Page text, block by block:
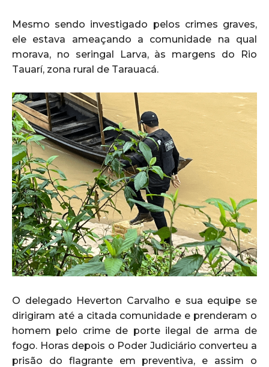
Mesmo sendo investigado pelos crimes graves,
ele estava ameaçando a comunidade na qual
morava, no seringal Larva, às margens do Rio
Tauarí, zona rural de Tarauacá.
O delegado Heverton Carvalho e sua equipe se
dirigiram até a citada comunidade e prenderam o
homem pelo crime de porte ilegal de arma de
fogo. Horas depois o Poder Judiciário converteu a
prisão do flagrante em preventiva, e assim o